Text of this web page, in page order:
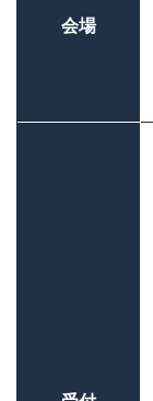
会場